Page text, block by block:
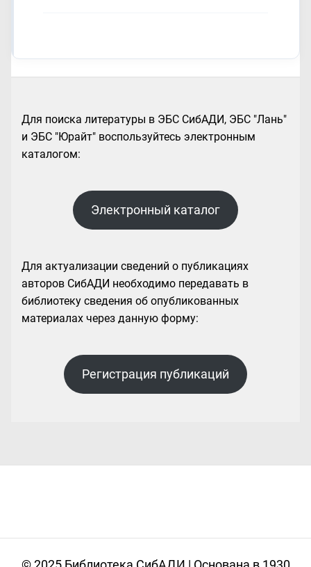
Для поиска литературы в ЭБС СибАДИ, ЭБС "Лань"
и ЭБС "Юрайт" воспользуйтесь электронным
каталогом:
Электронный каталог
Для актуализации сведений о публикациях
авторов СибАДИ необходимо передавать в
библиотеку сведения об опубликованных
материалах через данную форму:
Регистрация публикаций